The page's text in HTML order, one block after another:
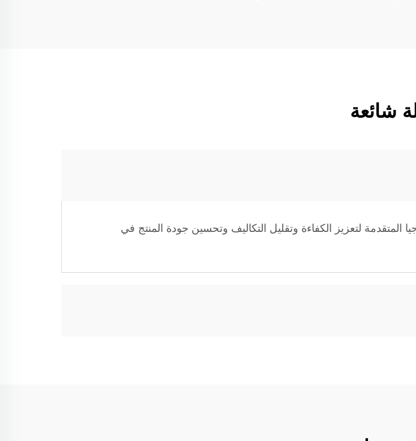
شائعة
المتقدمة لتعزيز الكفاءة وتقليل التكاليف وتحسين جودة المنتج في